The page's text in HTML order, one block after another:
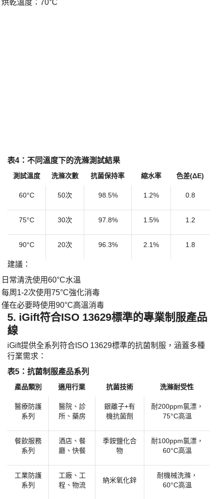
烘乾溫度： 70°C
​表4：不同溫度下的洗滌測試結果​
測試溫度 洗滌次數 抗菌保持率 縮水率 色差(ΔE)
60°C 50次 98.5% 1.2% 0.8
75°C 30次 97.8% 1.5% 1.2
90°C 20次 96.3% 2.1% 1.8
建議：
日常清洗使用60°C水溫
每周 1-2次使用75°C強化消毒
僅在必要時使用90°C高溫消毒
5. iGift符合ISO 13629標準的專業制服產品
線
iGift提供全系列符合ISO 13629標準的抗菌制服，涵蓋多種
行業需求：
​表5：抗菌制服產品系列​
產品類別 適用行業 抗菌技術 洗滌耐受性
醫療防護
系列
醫院、診
所、藥房
銀離子+有
機抗菌劑
耐200ppm氯漂，
75°C高溫
餐飲服務
系列
酒店、餐
廳、快餐
季銨鹽化合
物
耐100ppm氯漂，
60°C高溫
工業防護
系列
工廠、工
程、物流
納米氧化鋅
耐機械洗滌，
60°C高溫